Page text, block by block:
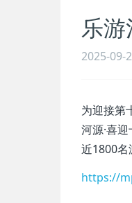
乐游
2025-09-
为迎接第
河源·喜
近1800名
https://